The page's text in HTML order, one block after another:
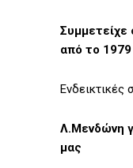
Συμμετείχε
από το 1979
Ενδεικτικές
Λ.Μενδώνη
μας